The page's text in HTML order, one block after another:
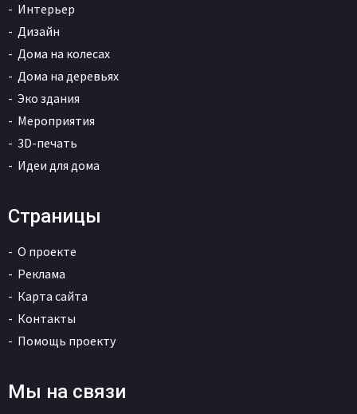
Интерьер
Дизайн
Дома на колесах
Дома на деревьях
Эко здания
Мероприятия
3D-печать
Идеи для дома
Страницы
О проекте
Реклама
Карта сайта
Контакты
Помощь проекту
Мы на связи